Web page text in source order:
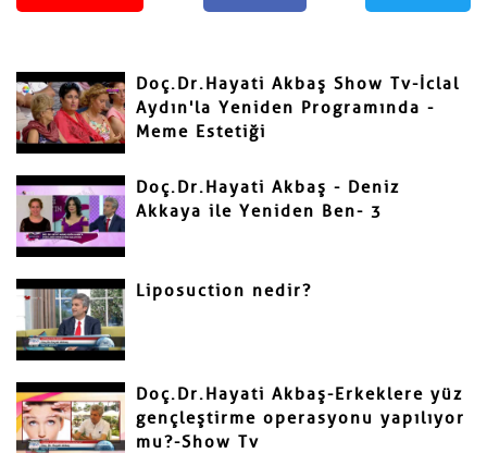
Adınız ve Soyadınız
Mail
Yorumunuz
Gönder
Doç.Dr.Hayati Akbaş Show Tv-İclal
Aydın'la Yeniden Programında -
Meme Estetiği
Doç.Dr.Hayati Akbaş - Deniz
Akkaya ile Yeniden Ben- 3
Liposuction nedir?
Doç.Dr.Hayati Akbaş-Erkeklere yüz
gençleştirme operasyonu yapılıyor
mu?-Show Tv